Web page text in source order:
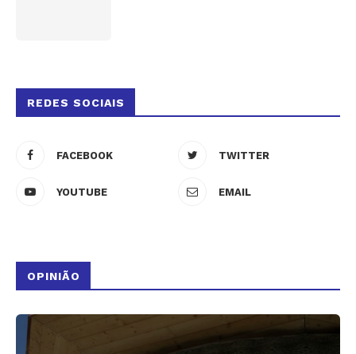
REDES SOCIAIS
FACEBOOK TWITTER
YOUTUBE EMAIL
OPINIÃO